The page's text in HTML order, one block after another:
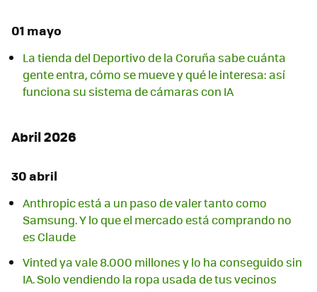
01 mayo
La tienda del Deportivo de la Coruña sabe cuánta
gente entra, cómo se mueve y qué le interesa: así
funciona su sistema de cámaras con IA
Abril 2026
30 abril
Anthropic está a un paso de valer tanto como
Samsung. Y lo que el mercado está comprando no
es Claude
Vinted ya vale 8.000 millones y lo ha conseguido sin
IA. Solo vendiendo la ropa usada de tus vecinos